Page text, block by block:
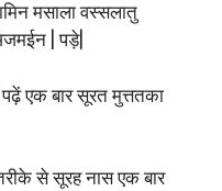
मसाला वस्सलातु
| पड़े|
एक बार सूरत मुत्ततका
से सूरह नास एक बार